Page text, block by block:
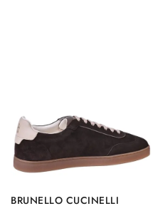
BRUNELLO CUCINELLI